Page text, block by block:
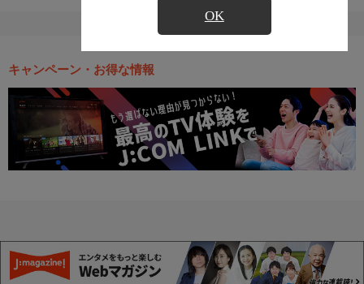
OK
キャンペーン・お得な情報